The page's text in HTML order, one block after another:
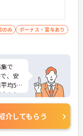
のみ
ボーナス・賞与あり
で
、安
均5
もし
イン
さ
介してもらう